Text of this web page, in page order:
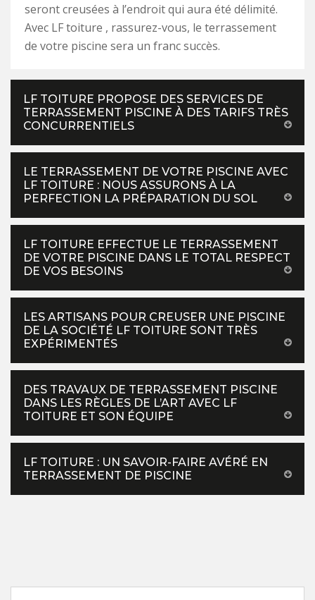
seront creusées à l’endroit qui aura été délimité.
Avec LF toiture , rassurez-vous, le terrassement
de votre piscine sera un franc succès.
LF TOITURE PROPOSE DES SERVICES DE
TERRASSEMENT PISCINE À DES TARIFS TRÈS
CONCURRENTIELS
LE TERRASSEMENT DE VOTRE PISCINE AVEC
LF TOITURE : NOUS ASSURONS À LA
PERFECTION LA PRÉPARATION DU SOL
LF TOITURE EFFECTUE LE TERRASSEMENT
DE VOTRE PISCINE DANS LE TOTAL RESPECT
DE VOS BESOINS
LES ARTISANS POUR CREUSER UNE PISCINE
DE LA SOCIÉTÉ LF TOITURE SONT TRÈS
EXPÉRIMENTÉS
DES TRAVAUX DE TERRASSEMENT PISCINE
DANS LES RÈGLES DE L’ART AVEC LF
TOITURE ET SON ÉQUIPE
LF TOITURE : UN SAVOIR-FAIRE AVÉRÉ EN
TERRASSEMENT DE PISCINE